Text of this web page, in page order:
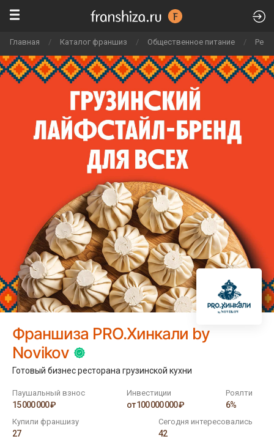
Главная / Каталог франшиз / Общественное питание /
Франшиза PRO.Хинкали by
Novikov
Готовый бизнес ресторана грузинской кухни
Паушальный взнос
15 000 000 ₽
Инвестиции
от 100 000 000 ₽
Роялти
6%
Купили франшизу
27
Сегодня интересовались
42